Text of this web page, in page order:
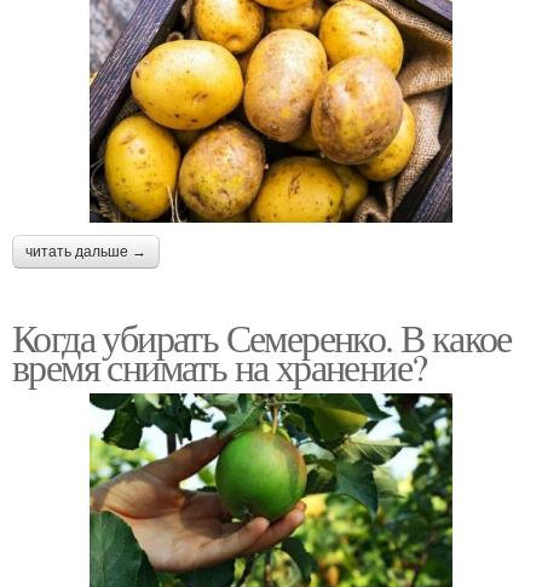
читать дальше →
Когда убирать Семеренко. В какое
время снимать на хранение?